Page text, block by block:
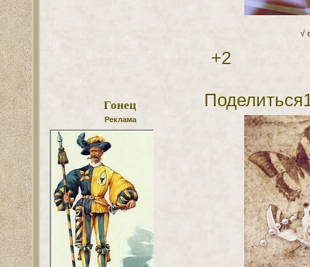
√
+2
Поделиться
Гонец
Реклама